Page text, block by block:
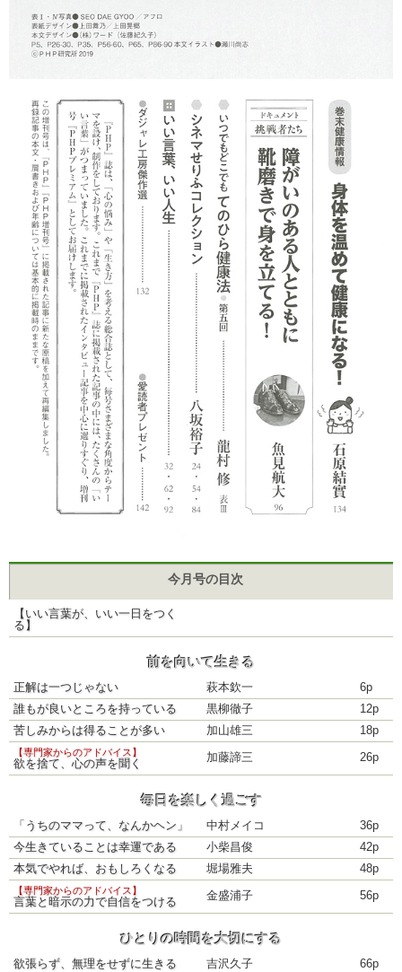
今月号の目次
【いい言葉が、いい一日をつく
る】
前を向いて生きる
正解は一つじゃない 萩本欽一
6p
誰もが良いところを持っている
黒柳徹子
12p
苦しみからは得ることが多い
加山雄三 18p
【専門家からのアドバイス】
欲を捨て、心の声を聞く 加藤諦三 26p
毎日を楽しく過ごす
「うちのママって、なんかヘン」 中村メイコ
36p
今生きていることは幸運である
小柴昌俊
42p
本気でやれば、おもしろくなる
堀場雅夫 48p
【専門家からのアドバイス】
言葉と暗示の力で自信をつける 金盛浦子 56p
ひとりの時間を大切にする
欲張らず、無理をせずに生きる 吉沢久子
66p